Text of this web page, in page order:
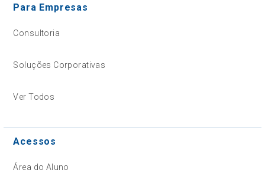
Para Empresas
Consultoria
Soluções Corporativas
Ver Todos
Acessos
Área do Aluno